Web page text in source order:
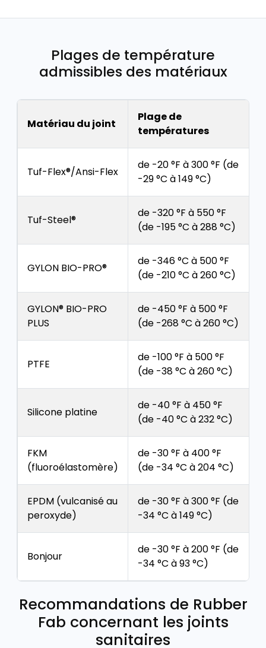
Plages de température
admissibles des matériaux
Matériau du joint
Plage de
températures
Tuf-Flex®/Ansi-Flex
de -20 °F à 300 °F (de
-29 °C à 149 °C)
Tuf-Steel®
de -320 °F à 550 °F
(de -195 °C à 288 °C)
GYLON BIO-PRO®
de -346 °C à 500 °F
(de -210 °C à 260 °C)
GYLON® BIO-PRO
PLUS
de -450 °F à 500 °F
(de -268 °C à 260 °C)
PTFE
de -100 °F à 500 °F
(de -38 °C à 260 °C)
Silicone platine
de -40 °F à 450 °F
(de -40 °C à 232 °C)
FKM
(fluoroélastomère)
de -30 °F à 400 °F
(de -34 °C à 204 °C)
EPDM (vulcanisé au
peroxyde)
de -30 °F à 300 °F (de
-34 °C à 149 °C)
Bonjour
de -30 °F à 200 °F (de
-34 °C à 93 °C)
Recommandations de Rubber
Fab concernant les joints
sanitaires